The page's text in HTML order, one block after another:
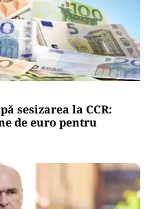
sesizarea la CCR:
de euro pentru